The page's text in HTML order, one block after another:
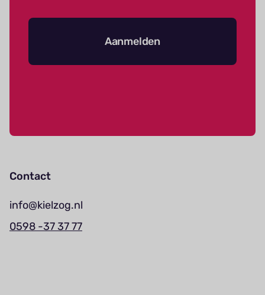
Aanmelden
Contact
info@kielzog.nl
0598 -37 37 77